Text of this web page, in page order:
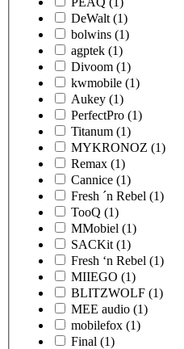
DeWalt (1)
bolwins (1)
agptek (1)
Divoom (1)
kwmobile (1)
Aukey (1)
PerfectPro (1)
Titanum (1)
MYKRONOZ (1)
Remax (1)
Cannice (1)
Fresh ´n Rebel (1)
TooQ (1)
MMobiel (1)
SACKit (1)
Fresh ‘n Rebel (1)
MIIEGO (1)
BLITZWOLF (1)
MEE audio (1)
mobilefox (1)
Final (1)